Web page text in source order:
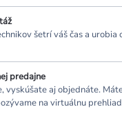
šetrí váš čas a urobia
predajne
vyskúšate aj objednáte.
na virtuálnu